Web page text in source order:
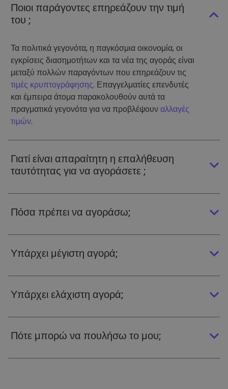
Ποιοι παράγοντες επηρεάζουν την τιμή
του ;
Τα πολιτικά γεγονότα, η παγκόσμια οικονομία, οι
εγκρίσεις διασημοτήτων και τα νέα της αγοράς είναι
μεταξύ πολλών παραγόντων που επηρεάζουν τις
τιμές κρυπτογράφησης. Επαγγελματίες επενδυτές
και έμπειρα άτομα παρακολουθούν αυτά τα
πραγματικά γεγονότα για να προβλέψουναλλαγές
τιμών.
Γιατί είναι απαραίτητη η επαλήθευση
ταυτότητας για να αγοράσετε ;
Πόσα πρέπει να αγοράσω;
Υπάρχει μέγιστη αγορά;
Υπάρχει ελάχιστη αγορά;
Πότε μπορώ να πουλήσω το μου;